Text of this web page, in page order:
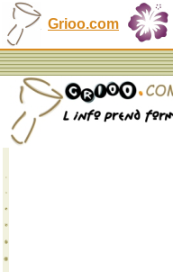
Grioo.com